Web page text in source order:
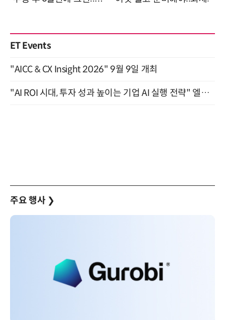
ET Events
"AICC & CX Insight 2026" 9월 9일 개최
"AI ROI 시대, 투자 성과 높이는 기업 AI 실행 전략" 엘타워 6층 (9월 18일)
주요 행사 ❯